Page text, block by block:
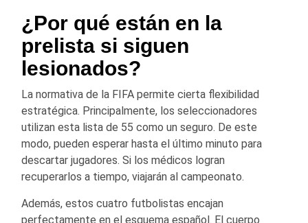
¿Por qué están en la
prelista si siguen
lesionados?
La normativa de la FIFA permite cierta flexibilidad
estratégica. Principalmente, los seleccionadores
utilizan esta lista de 55 como un seguro. De este
modo, pueden esperar hasta el último minuto para
descartar jugadores. Si los médicos logran
recuperarlos a tiempo, viajarán al campeonato.
Además, estos cuatro futbolistas encajan
perfectamente en el esquema español. El cuerpo